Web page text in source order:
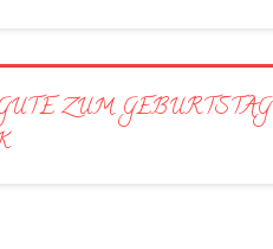
ZUM GEBURTSTAG